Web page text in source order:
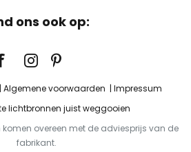
ons ook op:
Algemene voorwaarden
Impressum
lichtbronnen juist weggooien
komen overeen met de adviesprijs van de
fabrikant.